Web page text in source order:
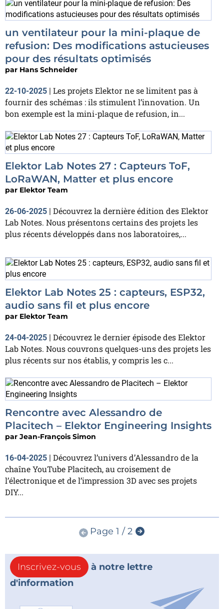
un ventilateur pour la mini-plaque de
refusion: Des modifications astucieuses
pour des résultats optimisés
par Hans Schneider
22-10-2025 | Les projets Elektor ne se limitent pas à
fournir des schémas : ils stimulent l’innovation. Un
bon exemple est la mini-plaque de refusion, in...
Elektor Lab Notes 27 : Capteurs ToF,
LoRaWAN, Matter et plus encore
par Elektor Team
26-06-2025 | Découvrez la dernière édition des Elektor
Lab Notes. Nous présentons certains des projets les
plus récents développés dans nos laboratoires,...
Elektor Lab Notes 25 : capteurs, ESP32,
audio sans fil et plus encore
par Elektor Team
24-04-2025 | Découvrez le dernier épisode des Elektor
Lab Notes. Nous couvrons quelques-uns des projets les
plus récents sur nos établis, y compris les c...
Rencontre avec Alessandro de
Placitech – Elektor Engineering Insights
par Jean-François Simon
16-04-2025 | Découvrez l’univers d’Alessandro de la
chaîne YouTube Placitech, au croisement de
l’électronique et de l’impression 3D avec ses projets
DIY...
Page 1 / 2
Inscrivez-vous
à notre lettre
d'information